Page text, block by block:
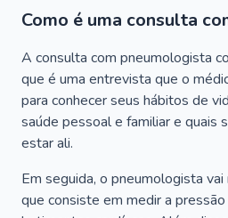
Como é uma consulta
A consulta com pneumologista
que é uma entrevista que o
para conhecer seus hábitos de
saúde pessoal e familiar e quais
estar ali.
Em seguida, o pneumologista vai
que consiste em medir a